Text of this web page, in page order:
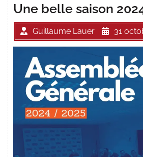
Une belle saison
Guillaume Lauer 31